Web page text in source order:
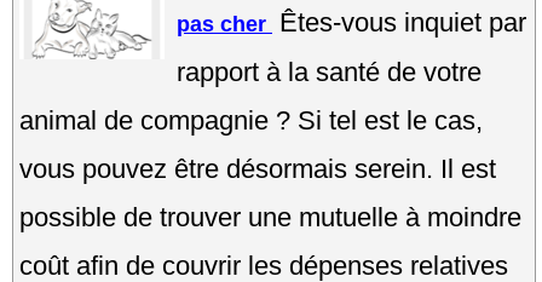
pas cher Êtes-vous inquiet par
rapport à la santé de votre
animal de compagnie ? Si tel est le cas,
vous pouvez être désormais serein. Il est
possible de trouver une mutuelle à moindre
coût afin de couvrir les dépenses relatives